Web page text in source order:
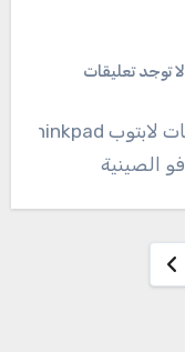
لا توجد تعليقات
Reading Time: 2 minutesمواصفات لابتوب thinkpad